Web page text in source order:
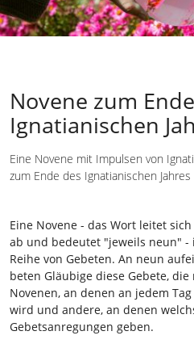
Novene zum
Ignatianischen
Eine Novene mit Impulsen von
zum Ende des Ignatianischen
Eine Novene - das Wort leitet
ab und bedeutet "jeweils neun"
Reihe von Gebeten. An neun
beten Gläubige diese Gebete,
Novenen, an denen an jedem
wird und andere, an denen
Gebetsanregungen geben.